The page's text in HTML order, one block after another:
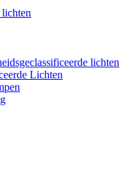
lichten
lichten
Lichten